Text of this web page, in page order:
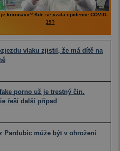
je koronavir? Kde se vzala epidemie COVID-
19?
vlaku zjistil, že má dítě na
porno už je trestný čin.
řeší další případ
Pardubic může být v ohrožení